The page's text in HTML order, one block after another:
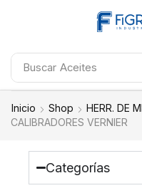
Buscar Aceites
Inicio Shop
HERR. DE
CALIBRADORES VERNIER
Categorías